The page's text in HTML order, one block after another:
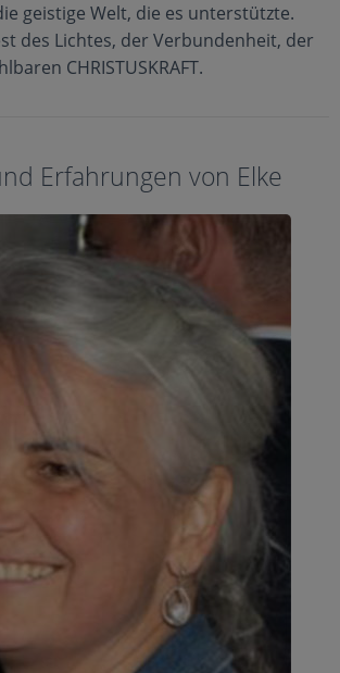
geistige Welt, die es unterstützte.
des Lichtes, der Verbundenheit, der
CHRISTUSKRAFT.
Erfahrungen von Elke